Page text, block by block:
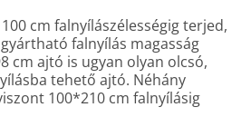
cm falnyílászélességig terjed,
falnyílás magasság
cm ajtó is ugyan olyan olcsó,
tehető ajtó. Néhány
100*210 cm falnyílásig